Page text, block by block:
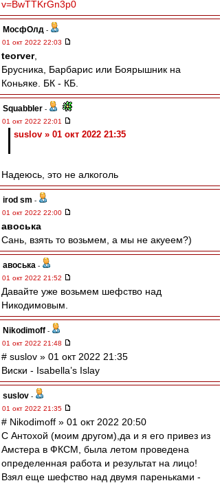
v=BwTTKrGn3p0
МосфОлд -
01 окт 2022 22:03
teorver,
Брусника, Барбарис или Боярышник на
Коньяке. БК - КБ.
Squabbler -
01 окт 2022 22:01
suslov » 01 окт 2022 21:35
Надеюсь, это не алкоголь
irod sm -
01 окт 2022 22:00
авоська
Сань, взять то возьмем, а мы не акуеем?)
авоська -
01 окт 2022 21:52
Давайте уже возьмем шефство над
Никодимовым.
Nikodimoff -
01 окт 2022 21:48
# suslov » 01 окт 2022 21:35
Виски - Isabella’s Islay
suslov -
01 окт 2022 21:35
# Nikodimoff » 01 окт 2022 20:50
С Антохой (моим другом),да и я его привез из
Амстера в ФКСМ, была летом проведена
определенная работа и результат на лицо!
Взял еще шефство над двумя пареньками -